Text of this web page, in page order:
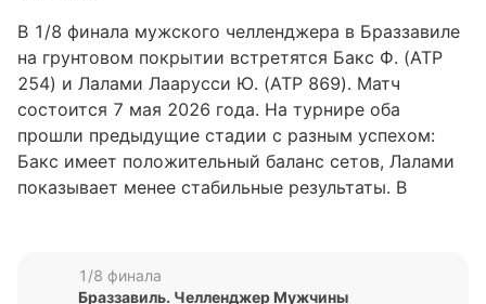
В 1/8 финала мужского челленджера в Браззавиле
на грунтовом покрытии встретятся Бакс Ф. (ATP
254) и Лалами Лаарусси Ю. (ATP 869). Матч
состоится 7 мая 2026 года. На турнире оба
прошли предыдущие стадии с разным успехом:
Бакс имеет положительный баланс сетов, Лалами
показывает менее стабильные результаты. В
году со счетом 2:1.
1/8 финала
Браззавиль. Челленджер Мужчины